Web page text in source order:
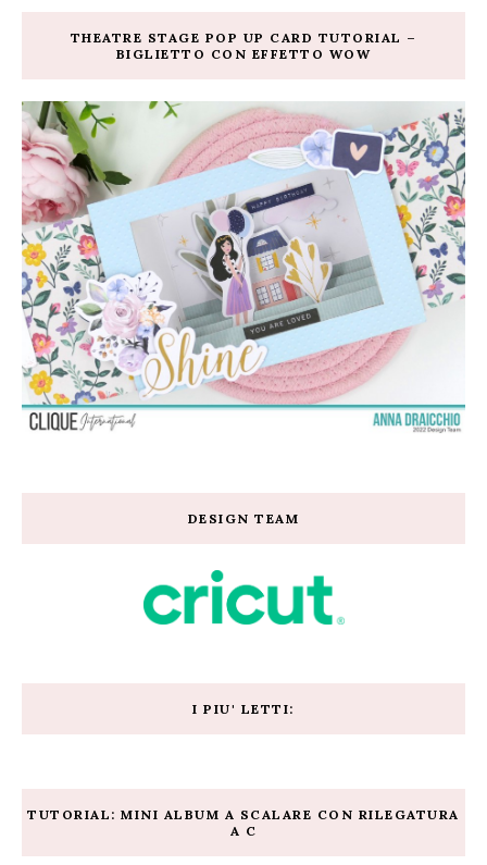
THEATRE STAGE POP UP CARD TUTORIAL –
BIGLIETTO CON EFFETTO WOW
DESIGN TEAM
I PIU' LETTI:
TUTORIAL: MINI ALBUM A SCALARE CON RILEGATURA
A C